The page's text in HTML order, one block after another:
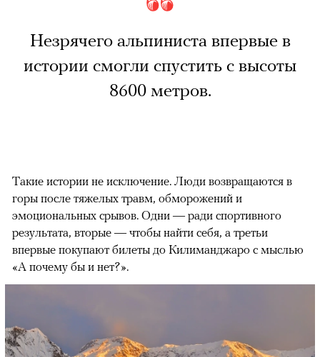
Незрячего альпиниста впервые в
истории смогли спустить с высоты
8600 метров.
Такие истории не исключение. Люди возвращаются в
горы после тяжелых травм, обморожений и
эмоциональных срывов. Одни — ради спортивного
результата, вторые — чтобы найти себя, а третьи
впервые покупают билеты до Килиманджаро с мыслью
«А почему бы и нет?».